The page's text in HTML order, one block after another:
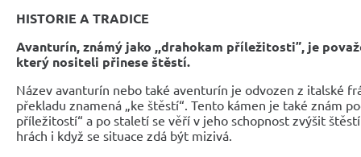
HISTORIE A TRADICE
Avanturín, známý jako ,,drahokam příležitosti”, je
který nositeli přinese štěstí.
Název avanturín nebo také aventurín je odvozen z italské
překladu znamená „ke štěstí“. Tento kámen je také znám
příležitostí“ a po staletí se věří v jeho schopnost zvýšit
hrách i když se situace zdá být mizivá.